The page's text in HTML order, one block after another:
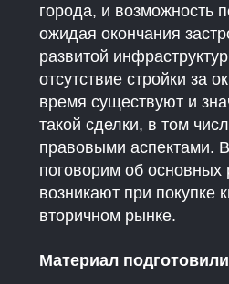
города, и возможность
ожидая окончания
развитой
отсутствие стройки за
время существуют и
такой сделки, в том
правовыми аспектами.
поговорим об основных
возникают при покупке
вторичном рынке.
Материал подготовили